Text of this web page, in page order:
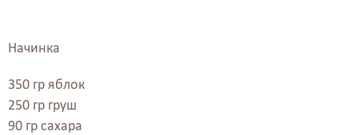
Начинка
350 гр яблок
250 гр груш
90 гр сахара